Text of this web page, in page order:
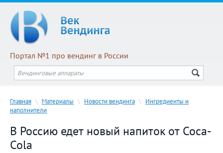
Портал №1 про вендинг в России
Главная \ Материалы \ Новости вендинга \ Ингредиенты и
наполнители
В Россию едет новый напиток от Coca-
Cola